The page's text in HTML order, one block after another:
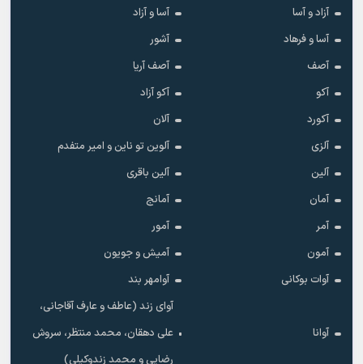
آزاد و آسا
آسا و آزاد
آسا و فرهاد
آشور
آصف
آصف آریا
آکو
آکو آزاد
آکورد
آلان
آلزی
آلوین تو ناین و امیر متفدم
آلین
آلین باقری
آمان
آمانج
آمر
آمور
آمون
آمیش و جویون
آوات بوکانی
آوامهر بند
آوانا
آوای زند (عاطف و عارف آقاجانی،
علی دهقان، محمد منتظر، سروش
رضایی و محمد زندوکیلی)